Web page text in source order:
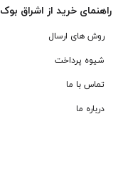
راهنمای خرید از اشراق بوک
روش های ارسال
شیوه پرداخت
تماس با ما
درباره ما